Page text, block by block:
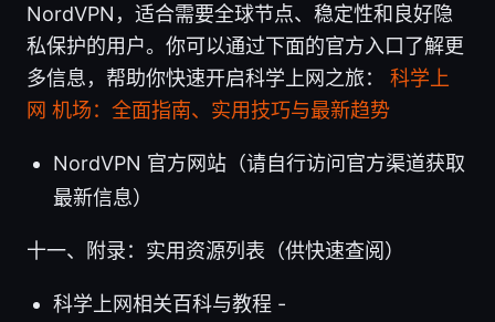
NordVPN，适合需要全球节点、稳定性和良好隐
私保护的用户。你可以通过下面的官方入口了解更
多信息，帮助你快速开启科学上网之旅： 科学上
网 机场：全面指南、实用技巧与最新趋势
NordVPN 官方网站（请自行访问官方渠道获取
最新信息）
十一、附录：实用资源列表（供快速查阅）
科学上网相关百科与教程 -